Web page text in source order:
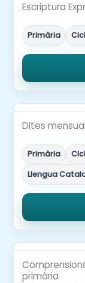
Escriptura
Primària
Dites
Primària
Llengua
primària